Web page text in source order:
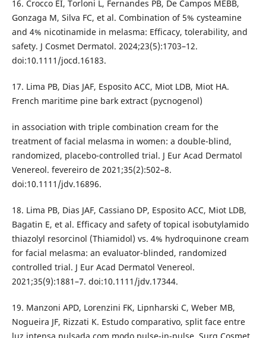
16. Crocco EI, Torloni L, Fernandes PB, De Campos MEBB,
Gonzaga M, Silva FC, et al. Combination of 5% cysteamine
and 4% nicotinamide in melasma: Efficacy, tolerability, and
safety. J Cosmet Dermatol. 2024;23(5):1703–12.
doi:10.1111/jocd.16183.
17. Lima PB, Dias JAF, Esposito ACC, Miot LDB, Miot HA.
French maritime pine bark extract (pycnogenol)
in association with triple combination cream for the
treatment of facial melasma in women: a double-blind,
randomized, placebo-controlled trial. J Eur Acad Dermatol
Venereol. fevereiro de 2021;35(2):502–8.
doi:10.1111/jdv.16896.
18. Lima PB, Dias JAF, Cassiano DP, Esposito ACC, Miot LDB,
Bagatin E, et al. Efficacy and safety of topical isobutylamido
thiazolyl resorcinol (Thiamidol) vs. 4% hydroquinone cream
for facial melasma: an evaluator-blinded, randomized
controlled trial. J Eur Acad Dermatol Venereol.
2021;35(9):1881–7. doi:10.1111/jdv.17344.
19. Manzoni APD, Lorenzini FK, Lipnharski C, Weber MB,
Nogueira JF, Rizzati K. Estudo comparativo, split face entre